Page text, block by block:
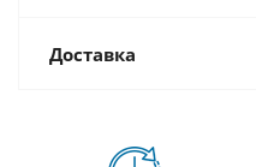
Доставка